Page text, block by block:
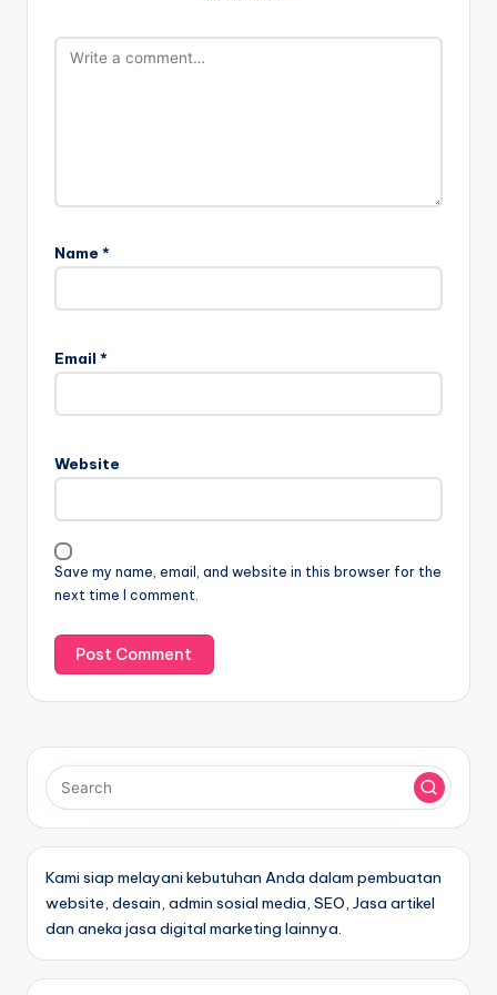
Name *
Email *
Website
Save my name, email, and website in this browser for the
next time I comment.
Kami siap melayani kebutuhan Anda dalam pembuatan
website, desain, admin sosial media, SEO, Jasa artikel
dan aneka jasa digital marketing lainnya.